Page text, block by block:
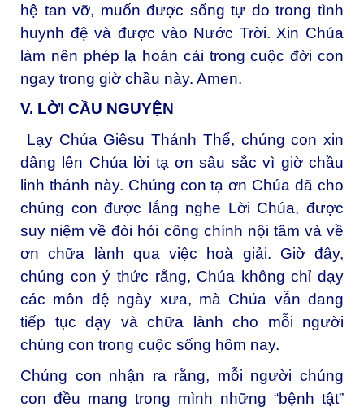
hệ tan vỡ, muốn được sống tự do trong tình
huynh đệ và được vào Nước Trời. Xin Chúa
làm nên phép lạ hoán cải trong cuộc đời con
ngay trong giờ chầu này. Amen.
V. LỜI CẦU NGUYỆN
Lạy Chúa Giêsu Thánh Thể, chúng con xin
dâng lên Chúa lời tạ ơn sâu sắc vì giờ chầu
linh thánh này. Chúng con tạ ơn Chúa đã cho
chúng con được lắng nghe Lời Chúa, được
suy niệm về đòi hỏi công chính nội tâm và về
ơn chữa lành qua việc hoà giải. Giờ đây,
chúng con ý thức rằng, Chúa không chỉ dạy
các môn đệ ngày xưa, mà Chúa vẫn đang
tiếp tục dạy và chữa lành cho mỗi người
chúng con trong cuộc sống hôm nay.
Chúng con nhận ra rằng, mỗi người chúng
con đều mang trong mình những “bệnh tật”